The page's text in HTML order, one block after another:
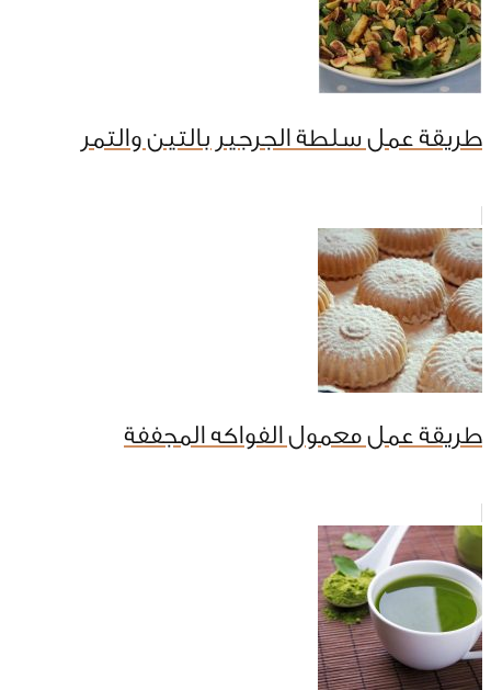
طريقة عمل سلطة الجرجير بالتين والتمر
طريقة عمل معمول الفواكه المجففة